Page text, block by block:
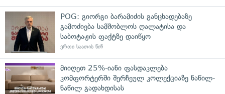
POG: გიორგი ბარამიძის განცხადებაზე
გამოძიება სამშობლოს ღალატისა და
საბოტაჟის ფაქტზე დაიწყო
ერთი საათის წინ
მიიღეთ 25%-იანი ფასდაკლება
კომფორტერში შერჩეულ კოლექციაზე ნაწილ-
ნაწილ გადახდისას